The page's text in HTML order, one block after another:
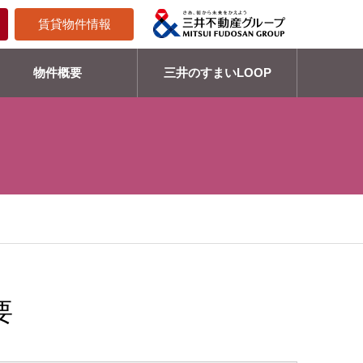
賃貸物件情報
物件概要 三井のすまいLOOP